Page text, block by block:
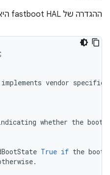
ההגדרה של fastboot HAL היא כדלקמן:
;
implements vendor specific
whether the
True if the
.